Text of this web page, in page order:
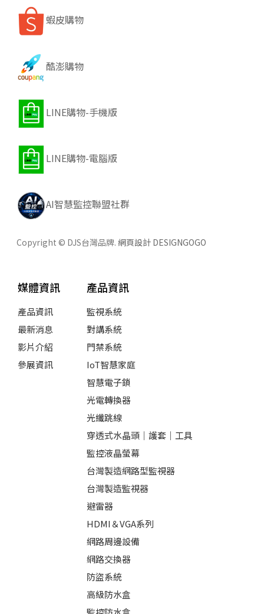
蝦皮購物
酷澎購物
LINE購物-手機版
LINE購物-電腦版
AI智慧監控聯盟社群
Copyright © DJS台灣品牌. 網頁設計 DESIGNGOGO
媒體資訊
產品資訊
最新消息
影片介紹
參展資訊
產品資訊
監視系統
對講系統
門禁系統
IoT智慧家庭
智慧電子鎖
光電轉換器
光纖跳線
穿透式水晶頭｜護套｜工具
監控液晶螢幕
台灣製造網路型監視器
台灣製造監視器
避雷器
HDMI＆VGA系列
網路周邊設備
網路交換器
防盜系統
高級防水盒